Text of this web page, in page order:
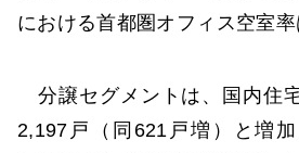
における首都圏オフィス空室率
分譲セグメントは、国内住
2,197戸（同621戸増）と増